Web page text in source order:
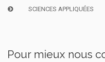
SCIENCES APPLIQUÉES
Pour mieux nous